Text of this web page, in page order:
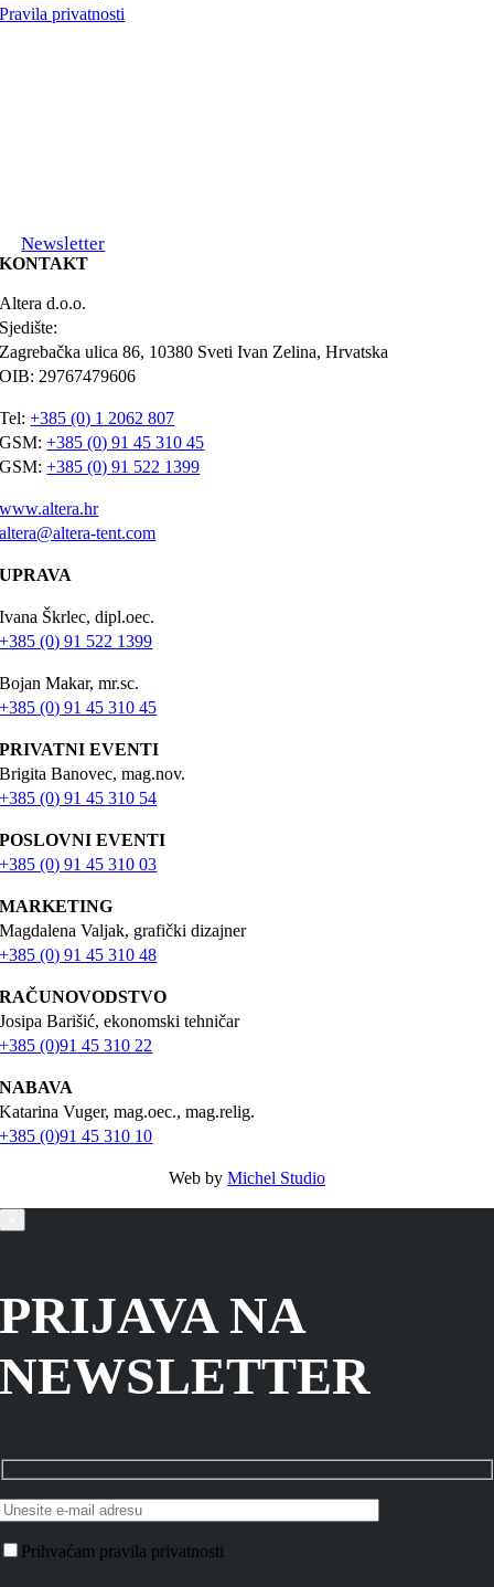
Pravila privatnosti
Newsletter
KONTAKT
Altera d.o.o.
Sjedište:
Zagrebačka ulica 86, 10380 Sveti Ivan Zelina, Hrvatska
OIB: 29767479606
Tel:+385 (0) 1 2062 807
GSM:+385 (0) 91 45 310 45
GSM:+385 (0) 91 522 1399
www.altera.hr
altera@altera-tent.com
UPRAVA
Ivana Škrlec, dipl.oec.
+385 (0) 91 522 1399
Bojan Makar, mr.sc.
+385 (0) 91 45 310 45
PRIVATNI EVENTI
Brigita Banovec, mag.nov.
+385 (0) 91 45 310 54
POSLOVNI EVENTI
+385 (0) 91 45 310 03
MARKETING
Magdalena Valjak, grafički dizajner
+385 (0) 91 45 310 48
RAČUNOVODSTVO
Josipa Barišić, ekonomski tehničar
+385 (0)91 45 310 22
NABAVA
Katarina Vuger, mag.oec., mag.relig.
+385 (0)91 45 310 10
Web by Michel Studio
PRIJAVA NA
NEWSLETTER
Prihvaćam pravila privatnosti